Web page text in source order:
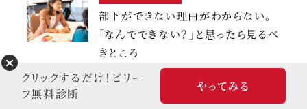
部下ができない理由がわからない。
「なんでできない？」と思ったら見るべ
きところ
2026年7月31日
クリックするだけ！ビリー
フ無料診断
やってみる